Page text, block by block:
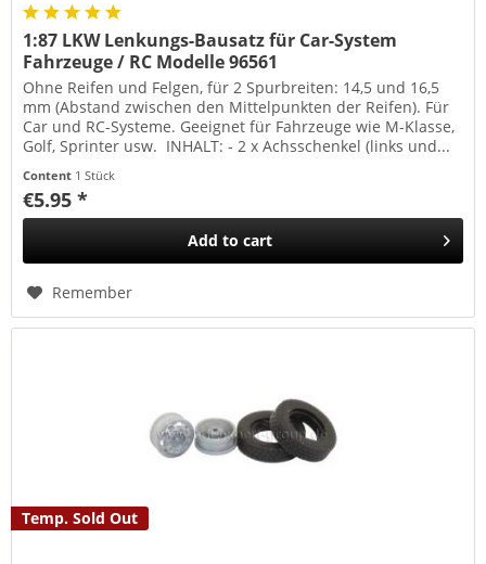
1:87 LKW Lenkungs-Bausatz für Car-System
Fahrzeuge / RC Modelle 96561
Ohne Reifen und Felgen, für 2 Spurbreiten: 14,5 und 16,5
mm (Abstand zwischen den Mittelpunkten der Reifen). Für
Car und RC-Systeme. Geeignet für Fahrzeuge wie M-Klasse,
Golf, Sprinter usw. INHALT: - 2 x Achsschenkel (links und...
Content 1 Stück
€5.95 *
Add to cart
Remember
Temp. Sold Out